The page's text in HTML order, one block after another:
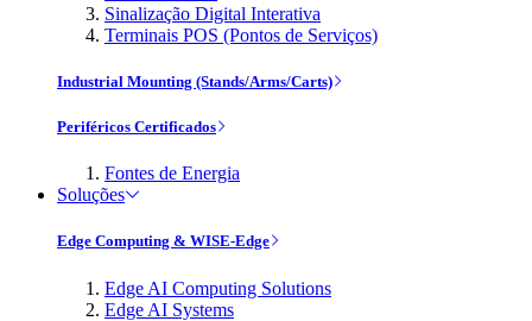
Sinalização Digital Interativa
Terminais POS (Pontos de Serviços)
Industrial Mounting (Stands/Arms/Carts)
Periféricos Certificados
Fontes de Energia
Soluções
Edge Computing & WISE-Edge
Edge AI Computing Solutions
Edge AI Systems